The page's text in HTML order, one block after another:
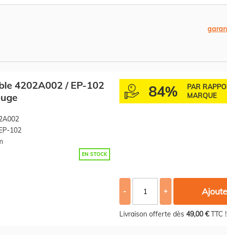
4202A002 / EP-102
102
EN STOCK
84%
PAR
MARQUE
- +
Livraison offerte dès 49,00 €TTC !